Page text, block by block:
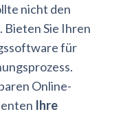
nicht den
Bieten Sie Ihren
für
Online-
Ihre